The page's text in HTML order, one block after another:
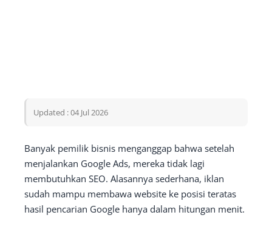
Updated : 04 Jul 2026
Banyak pemilik bisnis menganggap bahwa setelah
menjalankan Google Ads, mereka tidak lagi
membutuhkan SEO. Alasannya sederhana, iklan
sudah mampu membawa website ke posisi teratas
hasil pencarian Google hanya dalam hitungan menit.